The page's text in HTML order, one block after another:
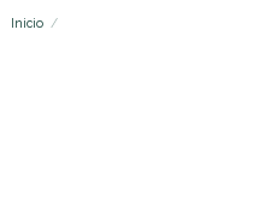
Inicio